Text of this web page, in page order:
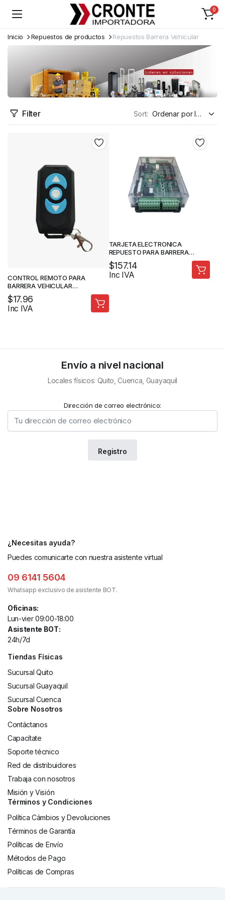
0
Inicio Repuestos de productos Repuestos Barrera Vehicular
Filter Sort:
CONTROL REMOTO PARA
BARRERA VEHICULAR
FORTEDOOR – FORTEDOOR
$17.96
Inc IVA
TARJETA ELECTRONICA
REPUESTO PARA BARRERA
VEHICULAR – FORTEDOOR
$157.14
Inc IVA
Envío a nivel nacional
Locales físicos: Quito, Cuenca, Guayaquil
Dirección de correo electrónico:
¿Necesitas ayuda?
Puedes comunicarte con nuestra asistente virtual
09 6141 5604
Whatsapp exclusivo de asistente BOT.
Oficinas:
Lun-vier 09:00-18:00
Asistente BOT:
24h/7d
Tiendas Físicas
Sucursal Quito
Sucursal Guayaquil
Sucursal Cuenca
Sobre Nosotros
Contáctanos
Capacítate
Soporte técnico
Red de distribuidores
Trabaja con nosotros
Misión y Visión
Términos y Condiciones
Política Cámbios y Devoluciones
Términos de Garantía
Políticas de Envío
Métodos de Pago
Políticas de Compras